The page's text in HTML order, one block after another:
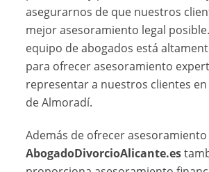
asegurarnos de que nuestros
mejor asesoramiento legal
equipo de abogados está
para ofrecer asesoramiento
representar a nuestros clientes
de Almoradí.
Además de ofrecer asesoramiento
AbogadoDivorcioAlicante.es